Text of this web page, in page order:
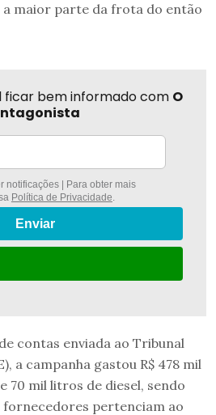
maior parte da frota do então
ficar bem informado com O
notificações | Para obter mais
Política de Privacidade.
Enviar
contas enviada ao Tribunal
a campanha gastou R$ 478 mil
70 mil litros de diesel, sendo
fornecedores pertenciam ao